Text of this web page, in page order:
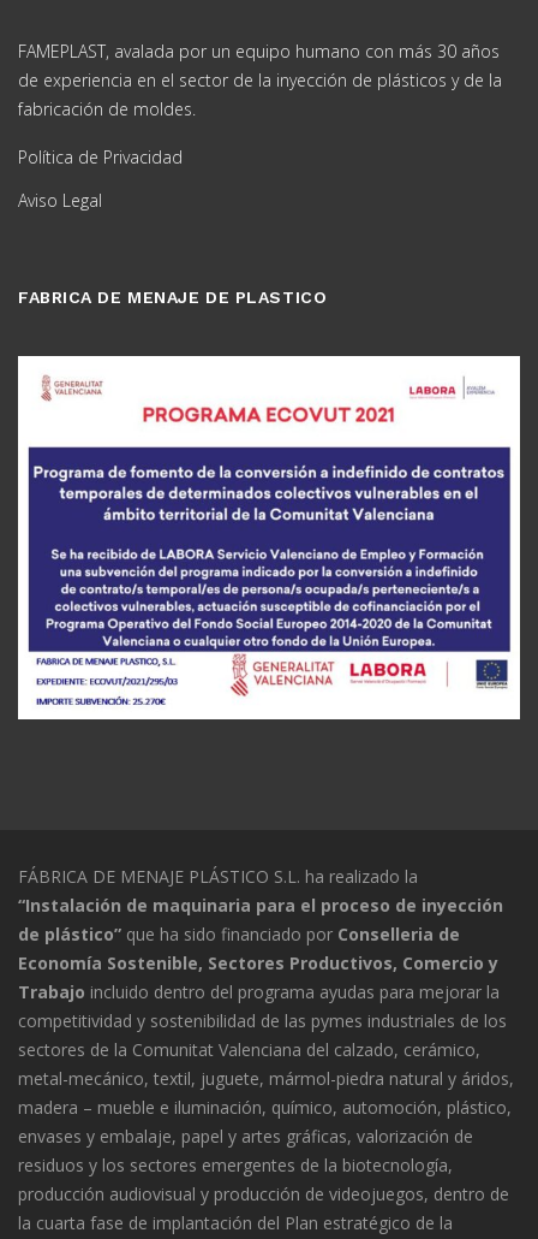
FAMEPLAST, avalada por un equipo humano con más 30 años
de experiencia en el sector de la inyección de plásticos y de la
fabricación de moldes.
Política de Privacidad
Aviso Legal
FABRICA DE MENAJE DE PLASTICO
FÁBRICA DE MENAJE PLÁSTICO S.L. ha realizado la
“Instalación de maquinaria para el proceso de inyección
de plástico” que ha sido financiado por Conselleria de
Economía Sostenible, Sectores Productivos, Comercio y
Trabajo incluido dentro del programa ayudas para mejorar la
competitividad y sostenibilidad de las pymes industriales de los
sectores de la Comunitat Valenciana del calzado, cerámico,
metal-mecánico, textil, juguete, mármol-piedra natural y áridos,
madera – mueble e iluminación, químico, automoción, plástico,
envases y embalaje, papel y artes gráficas, valorización de
residuos y los sectores emergentes de la biotecnología,
producción audiovisual y producción de videojuegos, dentro de
la cuarta fase de implantación del Plan estratégico de la